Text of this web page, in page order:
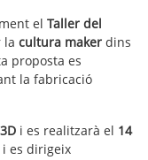
el Taller del
la cultura maker dins
proposta es
la fabricació
i es realitzarà el 14
es dirigeix